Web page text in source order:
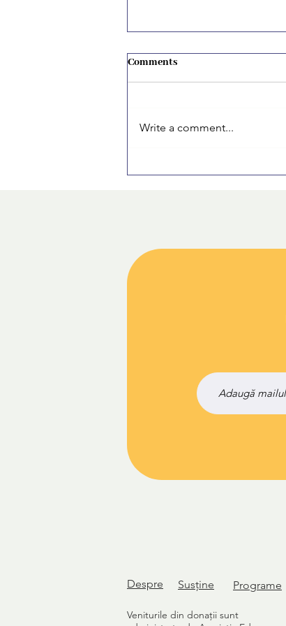
Comments
Write a comment...
Despre Susține Programe
Veniturile din donații sunt